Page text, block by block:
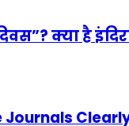
क्या है
The Journals